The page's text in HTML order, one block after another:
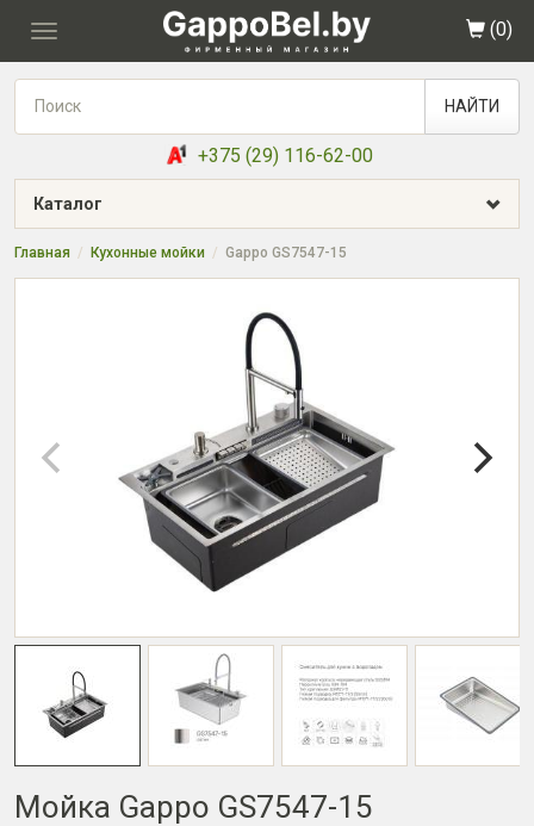
Toggle
(0)
НАЙТИ
+375 (29) 116-62-00
Каталог
Главная Кухонные мойки Gappo GS7547-15
Мойка Gappo GS7547-15